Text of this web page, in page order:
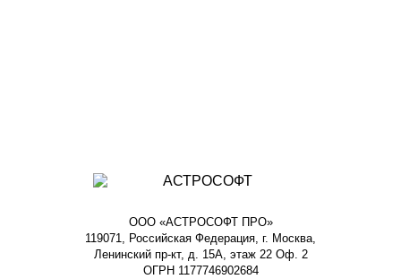
ООО «АСТРОСОФТ ПРО»
119071, Российская Федерация, г. Москва,
Ленинский пр-кт, д. 15А, этаж 22 Оф. 2
ОГРН 1177746902684